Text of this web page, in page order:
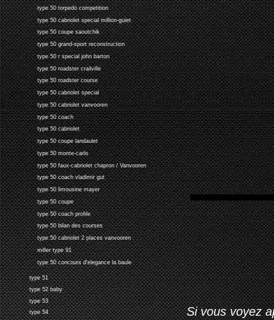
type 50 torpedo competition
type 50 cabriolet special million-guiet
type 50 coupe saoutchik
type 50 grand-sport reconstruction
type 50 r special john barton
type 50 roadster crailville
type 50 roadster course
type 50 cabriolet special
type 50 cabriolet vanvooren
type 50 coach
type 50 cabriolet
type 50 coupe landaulet
type 50 monte-carlo
type 50 faux-cabriolet chapron / Vanvooren
type 50 coach vladimir gut
type 50 limousine mayer
type 50 coupe
type 50 coach profile
type 50 bilan des courses
type 50 cabriolet 2 places vanvooren
miller type 91
type 50 concours d'elegance la baule
type 51
type 52 baby
type 53
type 54
Si vous voyez